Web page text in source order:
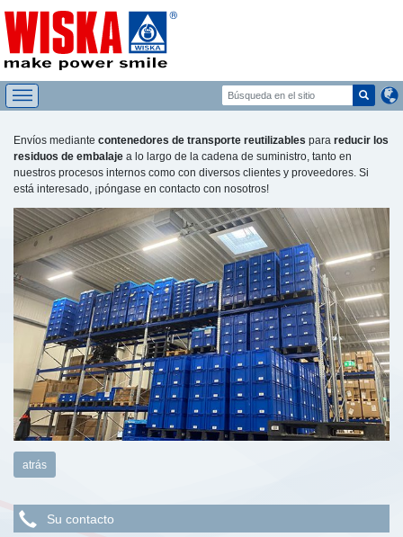
Envíos mediante contenedores de transporte reutilizables para reducir los
residuos de embalaje a lo largo de la cadena de suministro, tanto en
nuestros procesos internos como con diversos clientes y proveedores. Si
está interesado, ¡póngase en contacto con nosotros!
atrás
Su contacto